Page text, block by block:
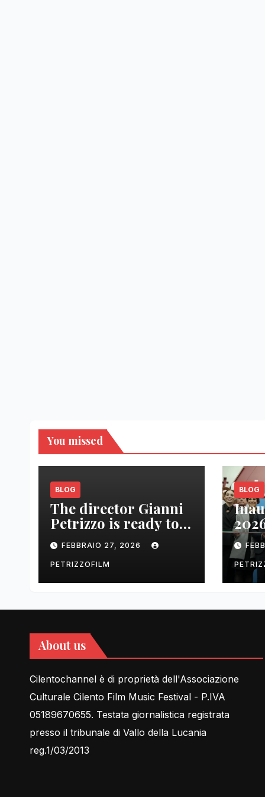
You missed
BLOG
The director Gianni
Petrizzo is ready to
tell Lessons in Love
FEBBRAIO 27, 2026
PETRIZZOFILM
BLOG
About us
Cilentochannel è di proprietà dell'Associazione
Culturale Cilento Film Music Festival - P.IVA
05189670655. Testata giornalistica registrata
presso il tribunale di Vallo della Lucania
reg.1/03/2013